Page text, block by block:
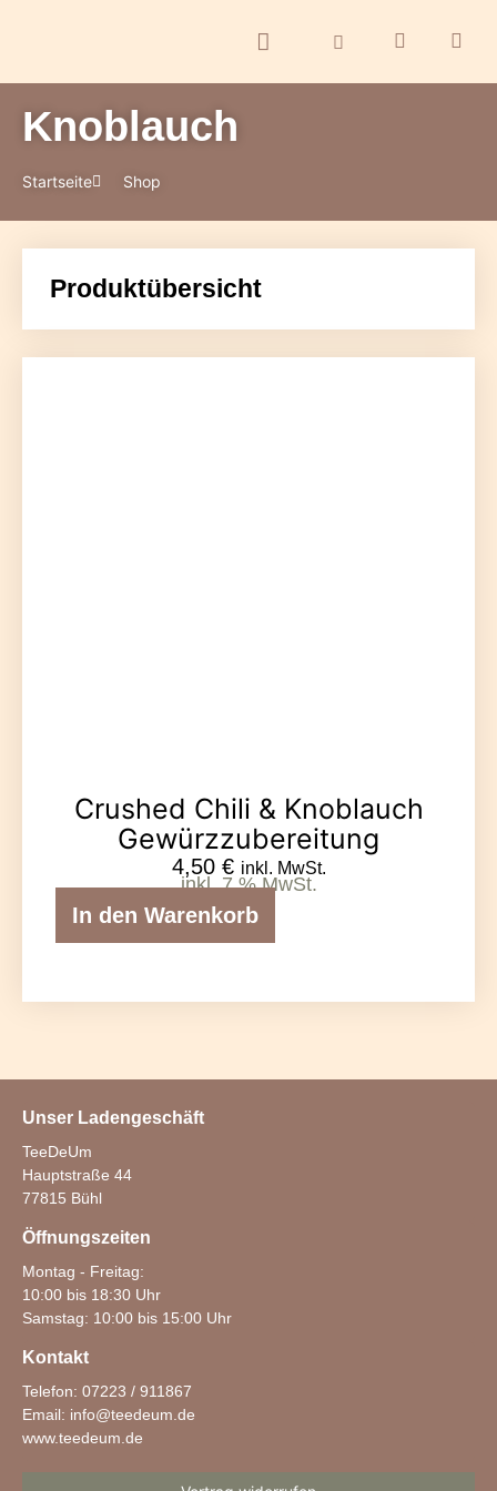
Knoblauch
Startseite Shop
Produktübersicht
Crushed Chili & Knoblauch
Gewürzzubereitung
4,50 € inkl. MwSt.
inkl. 7 % MwSt.
In den Warenkorb
Unser Ladengeschäft
TeeDeUm
Hauptstraße 44
77815 Bühl
Öffnungszeiten
Montag - Freitag:
10:00 bis 18:30 Uhr
Samstag: 10:00 bis 15:00 Uhr
Kontakt
Telefon: 07223 / 911867
Email: info@teedeum.de
www.teedeum.de